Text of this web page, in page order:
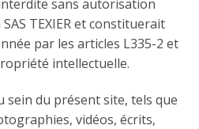
sans autorisation
TEXIER et constituerait
par les articles L335-2 et
intellectuelle.
sein du présent site, tels que
vidéos, écrits,